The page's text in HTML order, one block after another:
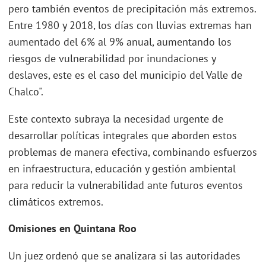
pero también eventos de precipitación más extremos.
Entre 1980 y 2018, los días con lluvias extremas han
aumentado del 6% al 9% anual, aumentando los
riesgos de vulnerabilidad por inundaciones y
deslaves, este es el caso del municipio del Valle de
Chalco".
Este contexto subraya la necesidad urgente de
desarrollar políticas integrales que aborden estos
problemas de manera efectiva, combinando esfuerzos
en infraestructura, educación y gestión ambiental
para reducir la vulnerabilidad ante futuros eventos
climáticos extremos.
Omisiones en Quintana Roo
Un juez ordenó que se analizara si las autoridades